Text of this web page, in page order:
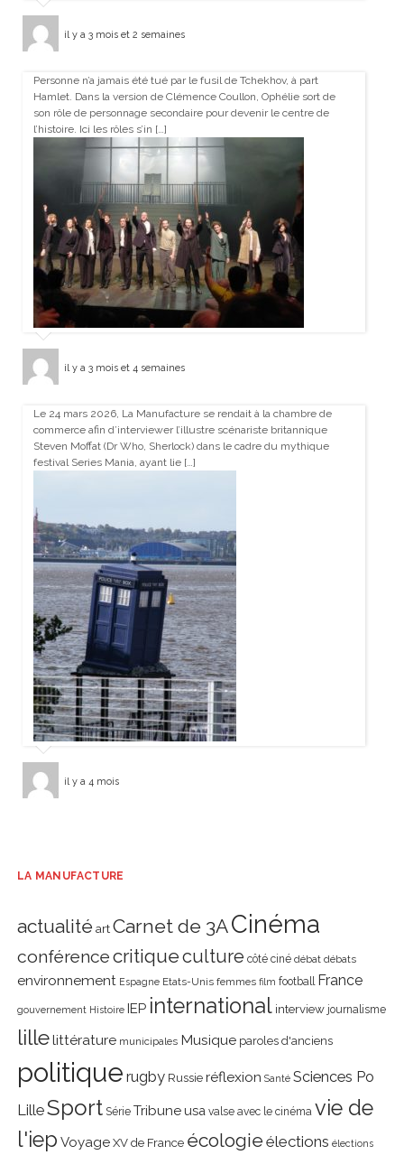
il y a 3 mois et 2 semaines
Personne n’a jamais été tué par le fusil de Tchekhov, à part
Hamlet. Dans la version de Clémence Coullon, Ophélie sort de
son rôle de personnage secondaire pour devenir le centre de
l’histoire. Ici les rôles s’in […]
il y a 3 mois et 4 semaines
Le 24 mars 2026, La Manufacture se rendait à la chambre de
commerce afin d’interviewer l’illustre scénariste britannique
Steven Moffat (Dr Who, Sherlock) dans le cadre du mythique
festival Series Mania, ayant lie […]
il y a 4 mois
LA MANUFACTURE
actualité art Carnet de 3ACinéma
conférencecritiqueculture côté ciné débat débats
environnement Espagne Etats-Unis femmes film football France
gouvernement Histoire IEP international interview journalisme
lillelittérature municipales Musique paroles d'anciens
politique rugby Russie réflexion Santé Sciences Po
LilleSport Série Tribune usa valse avec le cinéma vie de
l'iep Voyage XV de France écologie élections élections